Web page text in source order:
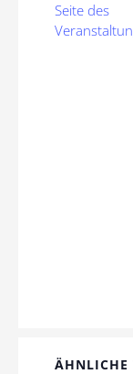
Seite des
ÄHNLICHE